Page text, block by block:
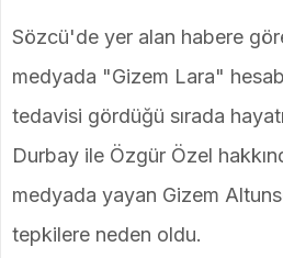
Sözcü'de yer alan habere
medyada "Gizem Lara"
tedavisi gördüğü sırada
Durbay ile Özgür Özel
medyada yayan Gizem
tepkilere neden oldu.